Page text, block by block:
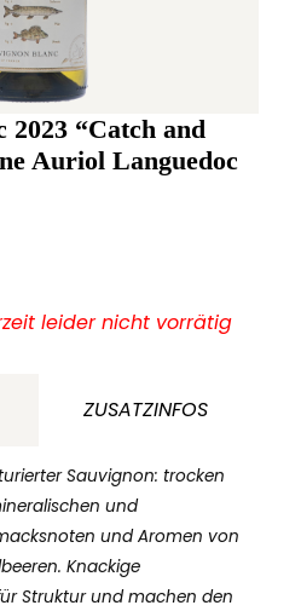
2023 “Catch and
Auriol Languedoc
leider nicht vorrätig
ZUSATZINFOS
Sauvignon: trocken
und
und Aromen von
Knackige
Struktur und machen den